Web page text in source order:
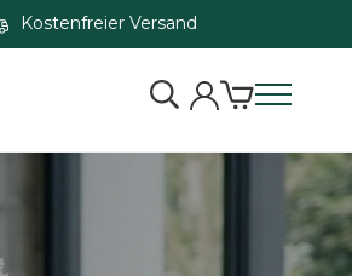
Kostenfreier Versand